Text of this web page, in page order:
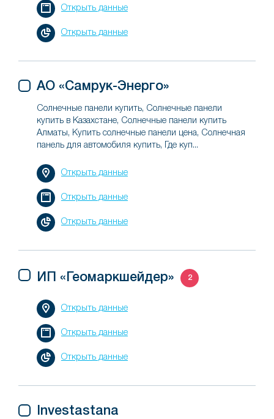
Открыть данные
Открыть данные
АО «Самрук-Энерго»
Солнечные панели купить, Солнечные панели
купить в Казахстане, Солнечные панели купить
Алматы, Купить солнечные панели цена, Солнечная
панель для автомобиля купить, Где куп...
Открыть данные
Открыть данные
Открыть данные
ИП «Геомаркшейдер» 2
Открыть данные
Открыть данные
Открыть данные
Investastana